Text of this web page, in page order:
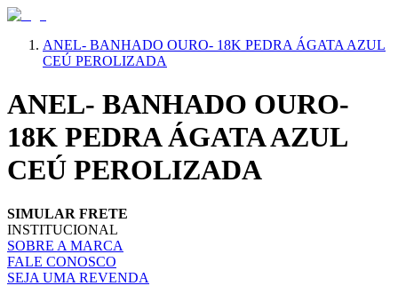
ANEL- BANHADO OURO- 18K PEDRA ÁGATA AZUL
CEÚ PEROLIZADA
ANEL- BANHADO OURO-
18K PEDRA ÁGATA AZUL
CEÚ PEROLIZADA
SIMULAR FRETE
INSTITUCIONAL
SOBRE A MARCA
FALE CONOSCO
SEJA UMA REVENDA